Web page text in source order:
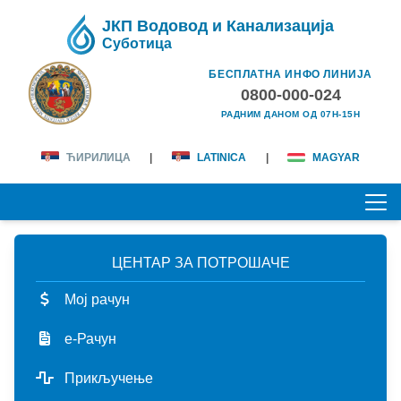
ЈКП Водовод и Канализација
Суботица
БЕСПЛАТНА ИНФО ЛИНИЈА
0800-000-024
РАДНИМ ДАНОМ ОД 07H-15H
ЋИРИЛИЦА LATINICA MAGYAR
ПОЧЕТНА
О НАМА
лична карта
КОРИСНИЦИ
ЦЕНТАР ЗА ПОТРОШАЧЕ
Мој рачун
е-Рачун
Прикључење